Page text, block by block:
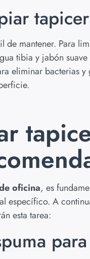
de mantener. Para
tibia y jabón
eliminar bacterias
oficina, es
específico. A
esta tarea: